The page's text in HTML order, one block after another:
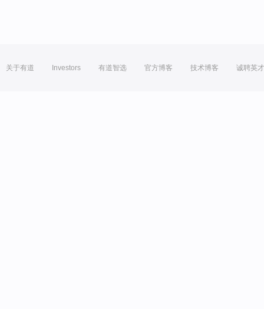
关于有道 Investors 有道智选 官方博客 技术博客 诚聘英才